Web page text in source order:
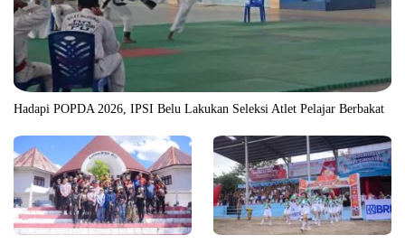
Hadapi POPDA 2026, IPSI Belu Lakukan Seleksi Atlet Pelajar Berbakat